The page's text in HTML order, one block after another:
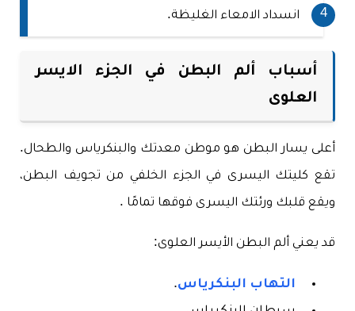
انسداد الامعاء الغليظة.
أسباب ألم البطن في الجزء الايسر
العلوى
أعلى يسار البطن هو موطن معدتك والبنكرياس والطحال.
تقع كليتك اليسرى في الجزء الخلفي من تجويف البطن،
ويقع قلبك ورئتك اليسرى فوقها تمامًا .
قد يعني ألم البطن الأيسر العلوى:
التهاب البنكرياس.